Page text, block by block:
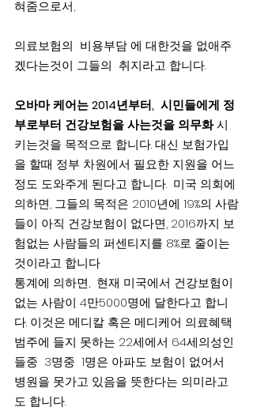
혀줌으로서,
의료보험의  비용부담 에 대한것을 없애주
겠다는것이 그들의  취지라고 합니다.
오바마 케어는 2014년부터,  시민들에게 정
부로부터 건강보험을 사는것을 의무화 시
키는것을 목적으로 합니다. 대신 보험가입
을 할때 정부 차원에서 필요한 지원을 어느
정도 도와주게 된다고 합니다.  미국 의회에
의하면, 그들의 목적은 2010년에 19%의 사람
들이 아직 건강보험이 없다면, 2016까지 보
험없는 사람들의 퍼센티지를 8%로 줄이는
것이라고 합니다
통계에 의하면,  현재 미국에서 건강보험이
없는 사람이 4만5000명에 달한다고 합니
다. 이것은 메디칼 혹은 메디케어 의료혜택
범주에 들지 못하는 22세에서 64세의성인
들중  3명중  1명은 아파도 보험이 없어서
병원을 못가고 있음을 뜻한다는 의미라고
도 합니다.